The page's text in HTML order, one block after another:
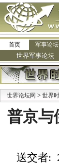
首页 军事论坛
世界军事论坛
世界论坛网 > 世界
普京与
送交者: